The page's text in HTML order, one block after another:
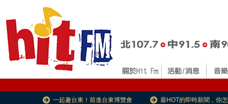
一起趣台東！前進台東博覽會 最HOT的即時新聞，你